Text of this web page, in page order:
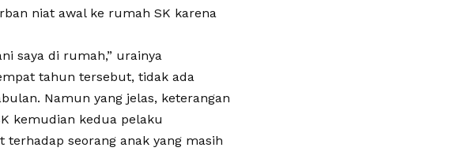
niat awal ke rumah SK karena
saya di rumah,” urainya
tahun tersebut, tidak ada
Namun yang jelas, keterangan
kemudian kedua pelaku
seorang anak yang masih